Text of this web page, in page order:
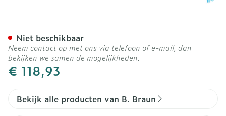
€ 118,93
Niet beschikbaar
Neem contact op met ons via telefoon of e-mail, dan
bekijken we samen de mogelijkheden.
Bekijk alle producten van B. Braun